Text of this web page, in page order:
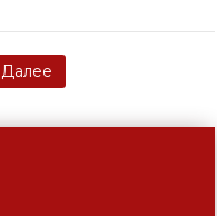
Далее